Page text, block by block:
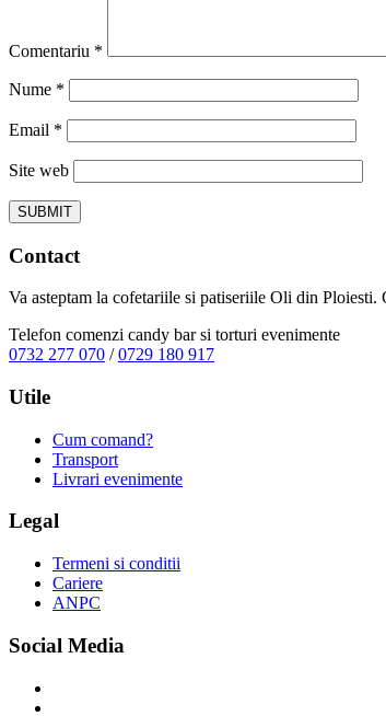
Comentariu *
Nume *
Email *
Site web
Contact
Va asteptam la cofetariile si patiseriile Oli din
Telefon comenzi candy bar si torturi evenimente
0732 277 070 /0729 180 917
Utile
Cum comand?
Transport
Livrari evenimente
Legal
Termeni si conditii
Cariere
ANPC
Social Media